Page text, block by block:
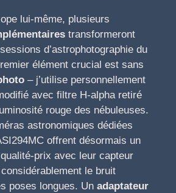
lui-même, plusieurs
transformeront
d’astrophotographie du
élément crucial est sans
– j’utilise personnellement
avec filtre H-alpha retiré
rouge des nébuleuses.
astronomiques dédiées
offrent désormais un
prix avec leur capteur
le bruit
poses longues. Un adaptateur